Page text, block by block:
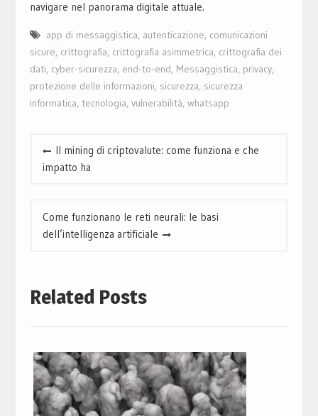
navigare nel panorama digitale attuale.
app di messaggistica, autenticazione, comunicazioni
sicure, crittografia, crittografia asimmetrica, crittografia dei
dati, cyber-sicurezza, end-to-end, Messaggistica, privacy,
protezione delle informazioni, sicurezza, sicurezza
informatica, tecnologia, vulnerabilità, whatsapp
Navigazione
articoli
Il mining di criptovalute: come funziona e che
impatto ha
Come funzionano le reti neurali: le basi
dell’intelligenza artificiale
Related Posts